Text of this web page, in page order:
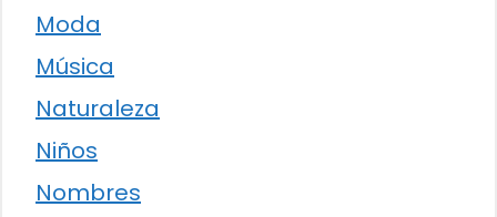
Moda
Música
Naturaleza
Niños
Nombres